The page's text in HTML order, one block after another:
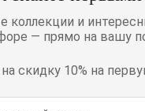
коллекции и
— прямо на вашу
скидку 10% на